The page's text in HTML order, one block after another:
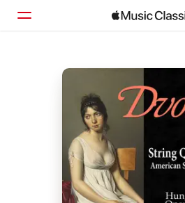
둘러보기